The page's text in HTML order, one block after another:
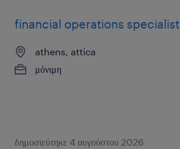
financial operations specialist
athens, attica
μόνιμη
δημοσιεύτηκε 4 αυγούστου 2026